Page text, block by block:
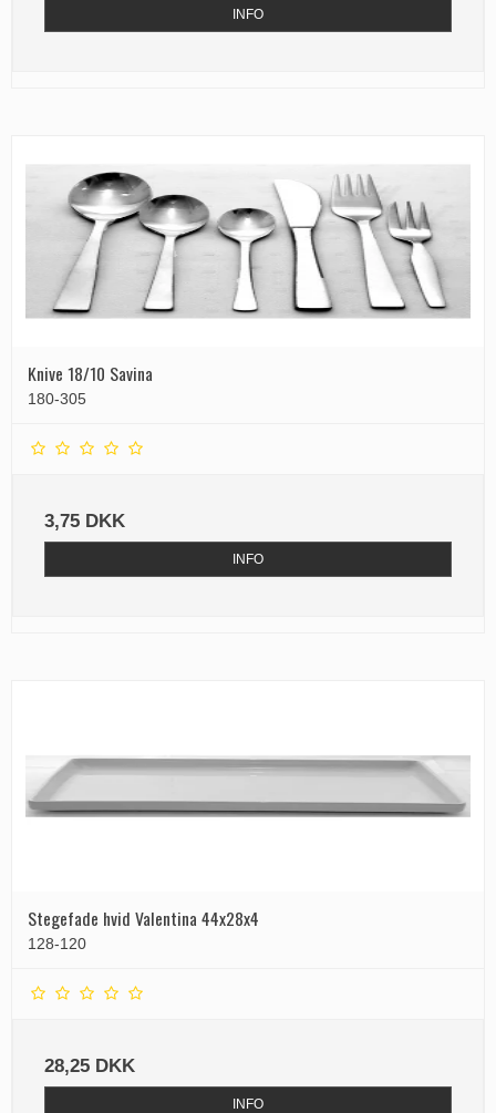
INFO
Knive 18/10 Savina
180-305
3,75 DKK
INFO
Stegefade hvid Valentina 44x28x4
128-120
28,25 DKK
INFO